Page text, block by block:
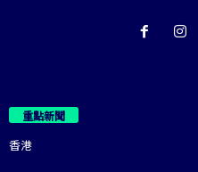
重點新聞
香港